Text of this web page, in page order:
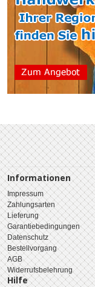
Informationen
Impressum
Zahlungsarten
Lieferung
Garantiebedingungen
Datenschutz
Bestellvorgang
AGB
Widerrufsbelehrung
Hilfe